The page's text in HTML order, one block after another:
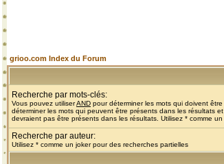
grioo.com Index du Forum
Recherche par mots-clés:
Vous pouvez utiliserAND pour déterminer les mots qui doivent
déterminer les mots qui peuvent être présents dans les résultats et
devraient pas être présents dans les résultats. Utilisez * comme
Recherche par auteur:
Utilisez * comme un joker pour des recherches partielles